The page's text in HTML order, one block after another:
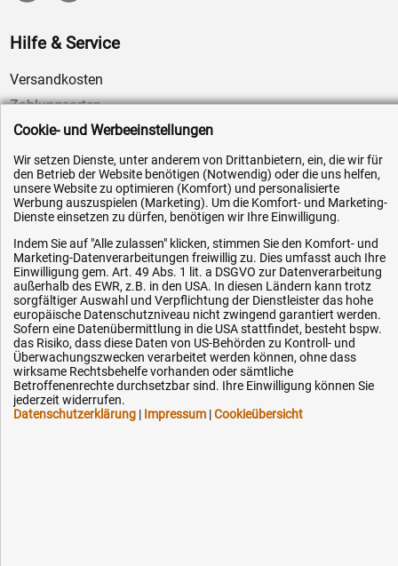
Hilfe & Service
Versandkosten
Zahlungsarten
Service
AGB / Widerrufsrecht
Datenschutz
Impressum
Karriere
OEM-Ersatzteile
Technik-Hilfe
Downloads
Kontakt
Ihre Hytec-Hydraulik Vorteile
Cookie- und Werbeeinstellungen
Wir setzen Dienste, unter anderem von Drittanbietern, ein, die wir für
den Betrieb der Website benötigen (Notwendig) oder die uns helfen,
unsere Website zu optimieren (Komfort) und personalisierte
Werbung auszuspielen (Marketing). Um die Komfort- und Marketing-
Dienste einsetzen zu dürfen, benötigen wir Ihre Einwilligung.
Indem Sie auf "Alle zulassen" klicken, stimmen Sie den Komfort- und
Marketing-Datenverarbeitungen freiwillig zu. Dies umfasst auch Ihre
Einwilligung gem. Art. 49 Abs. 1 lit. a DSGVO zur Datenverarbeitung
außerhalb des EWR, z.B. in den USA. In diesen Ländern kann trotz
sorgfältiger Auswahl und Verpflichtung der Dienstleister das hohe
europäische Datenschutzniveau nicht zwingend garantiert werden.
Sofern eine Datenübermittlung in die USA stattfindet, besteht bspw.
das Risiko, dass diese Daten von US-Behörden zu Kontroll- und
Überwachungszwecken verarbeitet werden können, ohne dass
wirksame Rechtsbehelfe vorhanden oder sämtliche
Betroffenenrechte durchsetzbar sind. Ihre Einwilligung können Sie
jederzeit widerrufen.
Datenschutzerklärung | Impressum |Cookieübersicht